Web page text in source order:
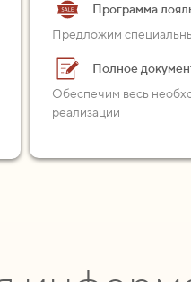
Программа
Предложим
Полное
Обеспечим весь
реализации